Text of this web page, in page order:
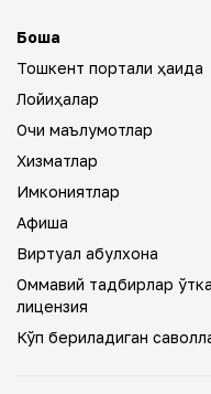
Бошқа
Тошкент портали ҳақида
Лойиҳалар
Очиқ маълумотлар
Хизматлар
Имкониятлар
Афиша
Виртуал қабулхона
Оммавий тадбирлар
лицензия
Кўп бериладиган